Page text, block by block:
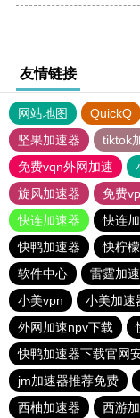
友情链接
网站地图 QuickQ
坚果加速器
tiktok
免费vqn外网加速
旋风加速器
免费
快连加速器
快连
快鸭加速器
快柠
软件中心
雷霆加速
小美vpn
小美加速
外网加速npv下载
快鸭加速器下载官网
jm加速器推荐免费
西柚加速器
西游